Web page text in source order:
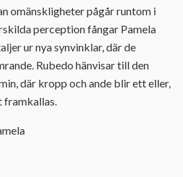
omänskligheter pågår runtom i
perception fångar Pamela
ur nya synvinklar, där de
Rubedo hänvisar till den
där kropp och ande blir ett eller,
framkallas.